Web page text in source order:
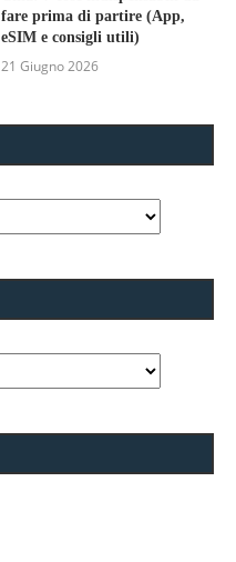
fare prima di partire (App,
eSIM e consigli utili)
21 Giugno 2026